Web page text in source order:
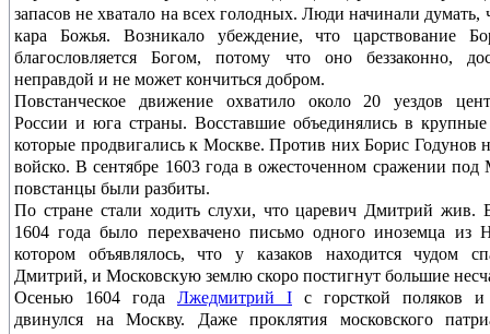
запасов не хватало на всех голодных. Люди начинали думать,
кара Божья. Возникало убеждение, что царствование
благословляется Богом, потому что оно беззаконно,
неправдой и не может кончиться добром.
Повстанческое движение охватило около 20 уездов
России и юга страны. Восставшие объединялись в
которые продвигались к Москве. Против них Борис Годунов
войско. В сентябре 1603 года в ожесточенном сражении под
повстанцы были разбиты.
По стране стали ходить слухи, что царевич Дмитрий жив.
1604 года было перехвачено письмо одного иноземца из
котором объявлялось, что у казаков находится чудом
Дмитрий, и Московскую землю скоро постигнут большие
Осенью 1604 года Лжедмитрий I с горсткой поляков и
двинулся на Москву. Даже проклятия московского